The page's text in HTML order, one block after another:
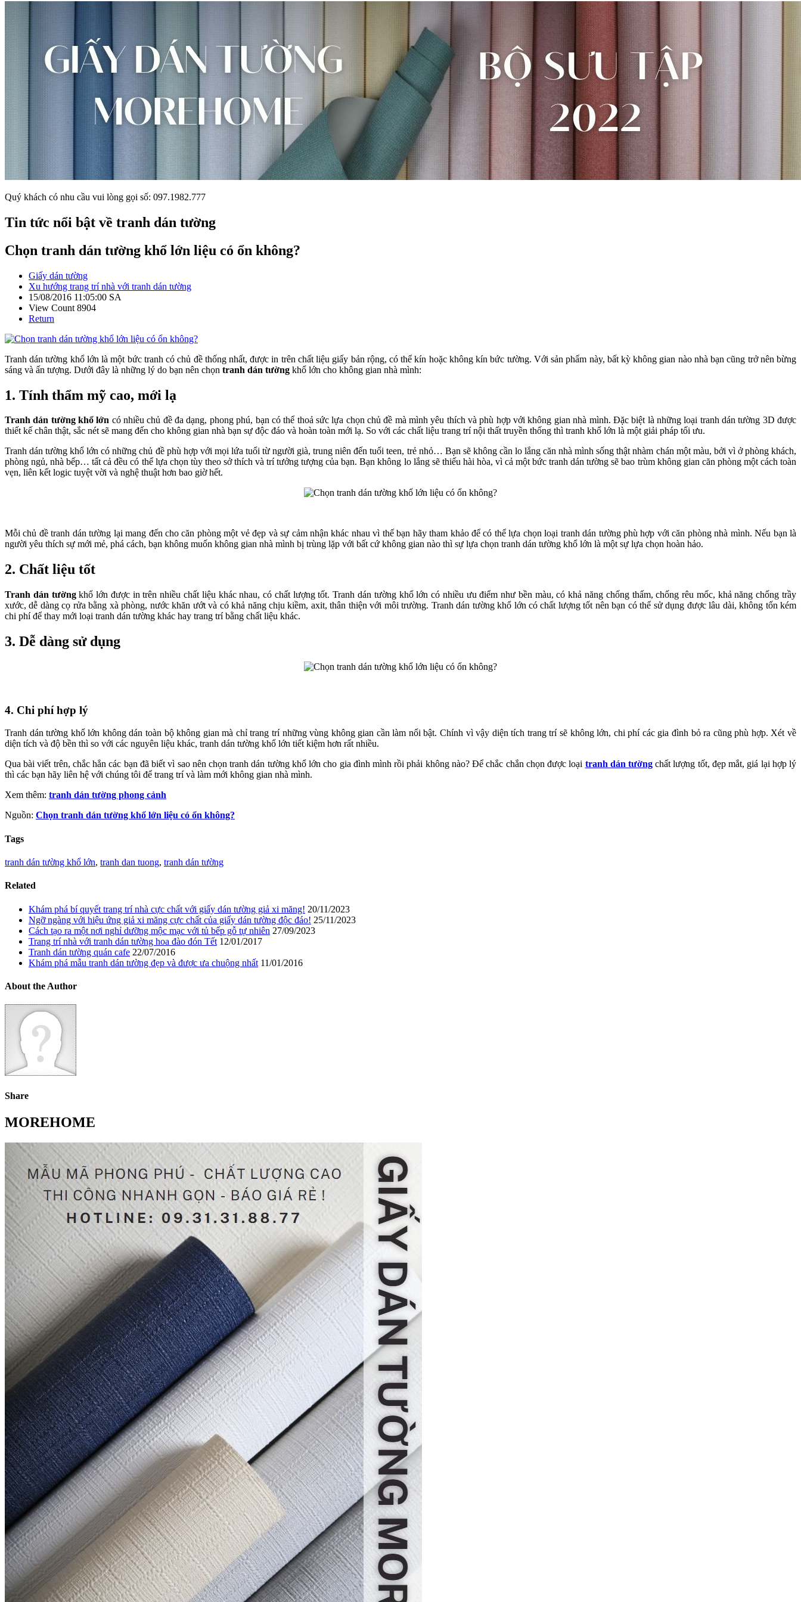
Quý khách có nhu cầu vui lòng gọi số: 097.1982.777
Tin tức nổi bật về tranh dán tường
Chọn tranh dán tường khổ lớn liệu có ổn không?
Giấy dán tường
Xu hướng trang trí nhà với tranh dán tường
15/08/2016 11:05:00 SA
View Count 8904
Return
Tranh dán tường khổ lớn là một bức tranh có chủ đề thống nhất, được in trên chất liệu giấy bản rộng, có thể kín hoặc không kín bức tường. Với sản phẩm này, bất kỳ không gian nào nhà bạn cũng trở nên bừng
sáng và ấn tượng. Dưới đây là những lý do bạn nên chọn tranh dán tường khổ lớn cho không gian nhà mình:
1. Tính thẩm mỹ cao, mới lạ
Tranh dán tường khổ lớn có nhiều chủ đề đa dạng, phong phú, bạn có thể thoả sức lựa chọn chủ đề mà mình yêu thích và phù hợp với không gian nhà mình. Đặc biệt là những loại tranh dán tường 3D được
thiết kế chân thật, sắc nét sẽ mang đến cho không gian nhà bạn sự độc đáo và hoàn toàn mới lạ. So với các chất liệu trang trí nội thất truyền thống thì tranh khổ lớn là một giải pháp tối ưu.
Tranh dán tường khổ lớn có những chủ đề phù hợp với mọi lứa tuổi từ người già, trung niên đến tuổi teen, trẻ nhỏ… Bạn sẽ không cần lo lắng căn nhà mình sống thật nhàm chán một màu, bởi vì ở phòng khách,
phòng ngủ, nhà bếp… tất cả đều có thể lựa chọn tùy theo sở thích và trí tưởng tượng của bạn. Bạn không lo lắng sẽ thiếu hài hòa, vì cả một bức tranh dán tường sẽ bao trùm không gian căn phòng một cách toàn
vẹn, liên kết logic tuyệt vời và nghệ thuật hơn bao giờ hết.
Mỗi chủ đề tranh dán tường lại mang đến cho căn phòng một vẻ đẹp và sự cảm nhận khác nhau vì thế bạn hãy tham khảo để có thể lựa chọn loại tranh dán tường phù hợp với căn phòng nhà mình. Nếu bạn là
người yêu thích sự mới mẻ, phá cách, bạn không muốn không gian nhà mình bị trùng lặp với bất cứ không gian nào thì sự lựa chọn tranh dán tường khổ lớn là một sự lựa chọn hoàn hảo.
2. Chất liệu tốt
Tranh dán tườngkhổ lớn được in trên nhiều chất liệu khác nhau, có chất lượng tốt. Tranh dán tường khổ lớn có nhiều ưu điểm như bền màu, có khả năng chống thấm, chống rêu mốc, khả năng chống trầy
xước, dễ dàng cọ rửa bằng xà phòng, nước khăn ướt và có khả năng chịu kiềm, axit, thân thiện với môi trường. Tranh dán tường khổ lớn có chất lượng tốt nên bạn có thể sử dụng được lâu dài, không tốn kém
chi phí để thay mới loại tranh dán tường khác hay trang trí bằng chất liệu khác.
3. Dễ dàng sử dụng
4. Chi phí hợp lý
Tranh dán tường khổ lớn không dán toàn bộ không gian mà chỉ trang trí những vùng không gian cần làm nổi bật. Chính vì vậy diện tích trang trí sẽ không lớn, chi phí các gia đình bỏ ra cũng phù hợp. Xét về
diện tích và độ bền thì so với các nguyên liệu khác, tranh dán tường khổ lớn tiết kiệm hơn rất nhiều.
Qua bài viết trên, chắc hẳn các bạn đã biết vì sao nên chọn tranh dán tường khổ lớn cho gia đình mình rồi phải không nào? Để chắc chắn chọn được loại tranh dán tườngchất lượng tốt, đẹp mắt, giá lại hợp lý
thì các bạn hãy liên hệ với chúng tôi để trang trí và làm mới không gian nhà mình.
Xem thêm: tranh dán tường phong cảnh
Nguồn: Chọn tranh dán tường khổ lớn liệu có ổn không?
Tags
tranh dán tường khổ lớn, tranh dan tuong, tranh dán tường
Related
Khám phá bí quyết trang trí nhà cực chất với giấy dán tường giả xi măng! 20/11/2023
Ngỡ ngàng với hiệu ứng giả xi măng cực chất của giấy dán tường độc đáo! 25/11/2023
Cách tạo ra một nơi nghỉ dưỡng mộc mạc với tủ bếp gỗ tự nhiên 27/09/2023
Trang trí nhà với tranh dán tường hoa đào đón Tết 12/01/2017
Tranh dán tường quán cafe 22/07/2016
Khám phá mẫu tranh dán tường đẹp và được ưa chuộng nhất 11/01/2016
About the Author
Share
MOREHOME